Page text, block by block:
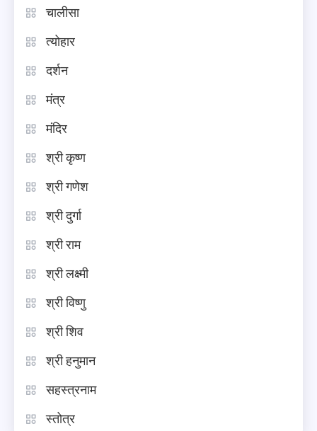
चालीसा
त्योहार
दर्शन
मंत्र
मंदिर
श्री कृष्ण
श्री गणेश
श्री दुर्गा
श्री राम
श्री लक्ष्मी
श्री विष्णु
श्री शिव
श्री हनुमान
सहस्त्रनाम
स्तोत्र